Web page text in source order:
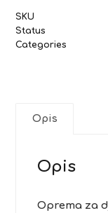
SKU
Status
Categories
Opis
Opis
Oprema za